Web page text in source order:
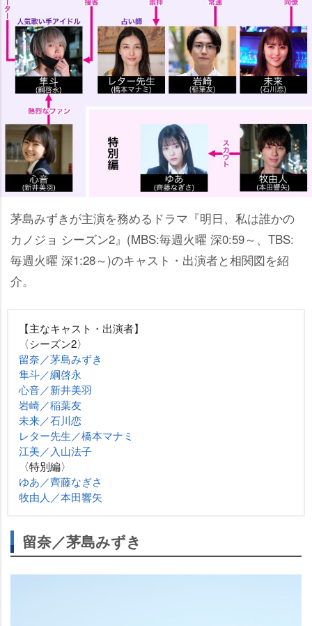
茅島みずきが主演を務めるドラマ『明日、私は誰かの
カノジョ シーズン2』(MBS:毎週火曜 深0:59～、TBS:
毎週火曜 深1:28～)のキャスト・出演者と相関図を紹
介。
【主なキャスト・出演者】
〈シーズン2〉
留奈／茅島みずき
隼斗／綱啓永
心音／新井美羽
崎／稲葉友
未来／石川恋
レター先生／橋本マナミ
江美／入山法子
〈特別編〉
ゆあ／齊藤なぎさ
牧由人／本田響矢
留奈／茅島みずき